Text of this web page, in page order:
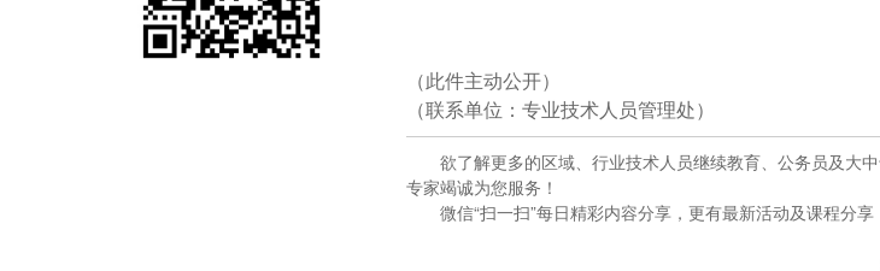
（此件主动公开）
（联系单位：专业技术人员管理处）
欲了解更多的区域、行业技术人员继续教育、公务员及大
专家竭诚为您服务！
微信“扫一扫”每日精彩内容分享，更有最新活动及课程分